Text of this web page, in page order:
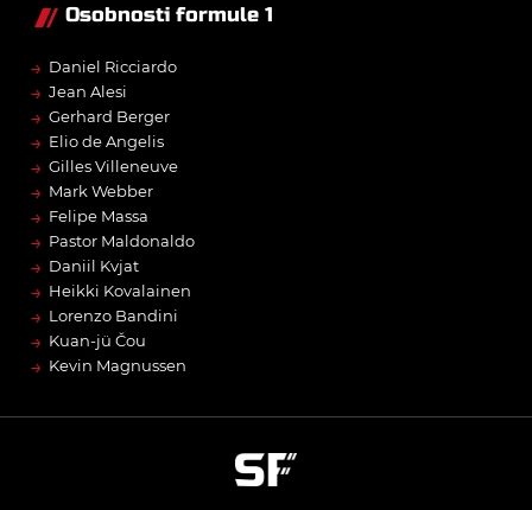
Osobnosti formule 1
→ Daniel Ricciardo
→ Jean Alesi
→ Gerhard Berger
→ Elio de Angelis
→ Gilles Villeneuve
→ Mark Webber
→ Felipe Massa
→ Pastor Maldonaldo
→ Daniil Kvjat
→ Heikki Kovalainen
→ Lorenzo Bandini
→ Kuan-jü Čou
→ Kevin Magnussen